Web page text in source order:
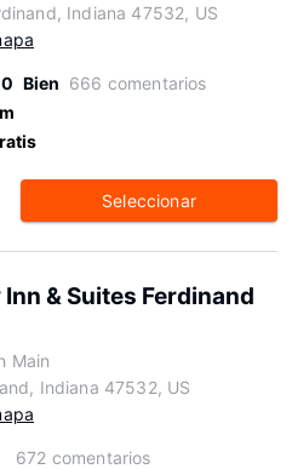
Indiana 47532, US
Bien 666 comentarios
Seleccionar
& Suites Ferdinand
Main
Indiana 47532, US
672 comentarios